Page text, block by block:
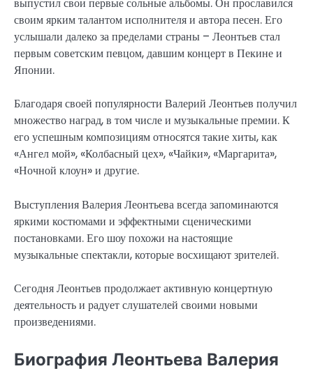
выпустил свои первые сольные альбомы. Он прославился
своим ярким талантом исполнителя и автора песен. Его
услышали далеко за пределами страны – Леонтьев стал
первым советским певцом, давшим концерт в Пекине и
Японии.
Благодаря своей популярности Валерий Леонтьев получил
множество наград, в том числе и музыкальные премии. К
его успешным композициям относятся такие хиты, как
«Ангел мой», «Колбасный цех», «Чайки», «Маргарита»,
«Ночной клоун» и другие.
Выступления Валерия Леонтьева всегда запоминаются
яркими костюмами и эффектными сценическими
постановками. Его шоу похожи на настоящие
музыкальные спектакли, которые восхищают зрителей.
Сегодня Леонтьев продолжает активную концертную
деятельность и радует слушателей своими новыми
произведениями.
Биография Леонтьева Валерия